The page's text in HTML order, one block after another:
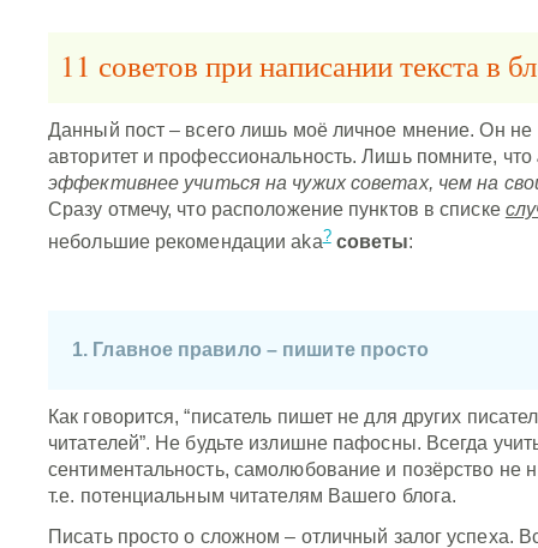
11 советов при написании текста в
Данный пост – всего лишь моё личное мнение. Он не
авторитет и профессиональность. Лишь помните, что
эффективнее учиться на чужих советах, чем на
Сразу отмечу, что расположение пунктов в списке
небольшие рекомендации aka? советы:
1. Главное правило – пишите просто
Как говорится, “писатель пишет не для других
читателей”. Не будьте излишне пафосны. Всегда
сентиментальность, самолюбование и позёрство не
т.е. потенциальным читателям Вашего блога.
Писать просто о сложном – отличный залог успеха.